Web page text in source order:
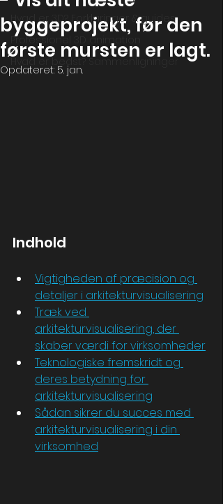
Hvad er 3D? Forklaringer & guides
Professionel 3D animation
byggeprojekt, før den
første mursten er lagt.
Opdateret: 5. jan.
Indhold
Vigtigheden af præcision og
detaljer i arkitekturvisualisering
Træk ved
arkitekturvisualisering, der
skaber værdi for virksomheder
Teknologiske fremskridt og
deres betydning for
arkitekturvisualisering
Sådan sikrer du succes med
arkitekturvisualisering i din
virksomhed